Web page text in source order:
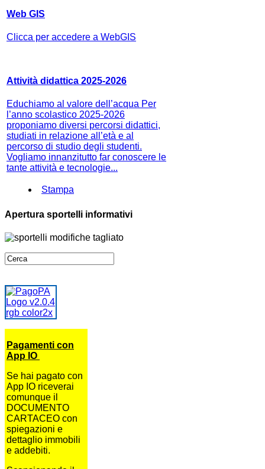
Web GIS
Clicca per accedere a WebGIS
Attività didattica 2025-2026
Educhiamo al valore dell’acqua Per
l’anno scolastico 2025-2026
proponiamo diversi percorsi didattici,
studiati in relazione all’età e al
percorso di studio degli studenti.
Vogliamo innanzitutto far conoscere le
tante attività e tecnologie...
Stampa
Apertura sportelli informativi
Pagamenti con
App IO
Se hai pagato con
App IO riceverai
comunque il
DOCUMENTO
CARTACEO con
spiegazioni e
dettaglio immobili
e addebiti.